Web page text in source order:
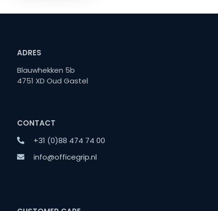
ADRES
Blauwhekken 5b
4751 XD Oud Gastel
CONTACT
+31 (0)88 474 74 00
info@officegrip.nl